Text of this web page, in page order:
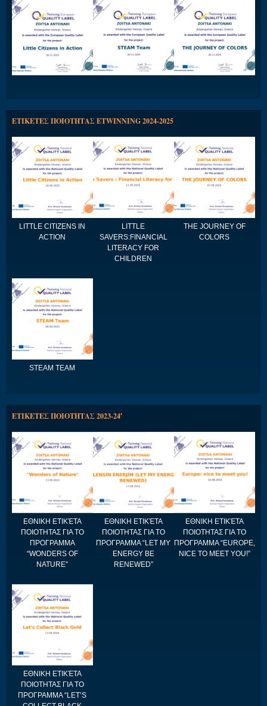
ΕΤΙΚΕΤΕΣ ΠΟΙΟΤΗΤΑΣ ETWINNING 2024-2025
LITTLE CITIZENS IN
ACTION
LITTLE
SAVERS:FINANCIAL
LITERACY FOR
CHILDREN
THE JOURNEY OF
COLORS
STEAM TEAM
ΕΤΙΚΕΤΕΣ ΠΟΙΟΤΗΤΑΣ 2023-24′
ΕΘΝΙΚΗ ΕΤΙΚΈΤΑ
ΠΟΙΟΤΗΤΑΣ ΓΙΑ ΤΟ
ΠΡΟΓΡΑΜΜΑ
“WONDERS OF
NATURE”
ΕΘΝΙΚΗ ΕΤΙΚΈΤΑ
ΠΟΙΟΤΗΤΑΣ ΓΙΑ ΤΟ
ΠΡΟΓΡΑΜΜΑ “LET MY
ENERGY BE
RENEWED”
ΕΘΝΙΚΗ ΕΤΙΚΈΤΑ
ΠΟΙΟΤΗΤΑΣ ΓΙΑ ΤΟ
ΠΡΟΓΡΑΜΜΑ “EUROPE,
NICE TO MEET YOU!”
ΕΘΝΙΚΗ ΕΤΙΚΈΤΑ
ΠΟΙΟΤΗΤΑΣ ΓΙΑ ΤΟ
ΠΡΟΓΡΑΜΜΑ “LET’S